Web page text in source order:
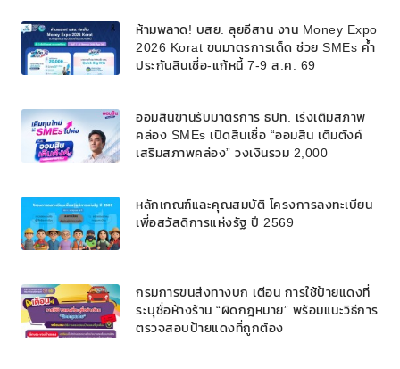
ห้ามพลาด! บสย. ลุยอีสาน งาน Money Expo
2026 Korat ขนมาตรการเด็ด ช่วย SMEs ค้ำ
ประกันสินเชื่อ-แก้หนี้ 7-9 ส.ค. 69
ออมสินขานรับมาตรการ ธปท. เร่งเติมสภาพ
คล่อง SMEs เปิดสินเชื่อ “ออมสิน เติมตังค์
เสริมสภาพคล่อง” วงเงินรวม 2,000
หลักเกณฑ์และคุณสมบัติ โครงการลงทะเบียน
เพื่อสวัสดิการแห่งรัฐ ปี 2569
กรมการขนส่งทางบก เตือน การใช้ป้ายแดงที่
ระบุชื่อห้างร้าน “ผิดกฎหมาย” พร้อมแนะวิธีการ
ตรวจสอบป้ายแดงที่ถูกต้อง